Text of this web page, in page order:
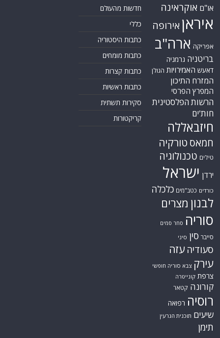
או"ם אוקראינה
איראן אירופה
אפריקה ארה"ב
בריטניה גרמניה
דאעש האמירויות הגולן
המזרח התיכון
המפרץ הפרסי
הרשות הפלסטינית
חות'ים
חיזבאללה
חמאס טורקיה
טילים טכנולוגיה
ירדן ישראל
כורדים כטב"מים כלכלה
לבנון מצרים
סוריה סחר סמים
סייבר סין סיני
סעודיה עזה
עירק צבא סוריה חופשי
צרפת קונייטרה
קורונה קטאר
רוסיה רפואה
שיעים תוכנית הגרעין
תימן
חדשות מהעולם
כללי
כתבות היסטוריה
כתבות מומחים
כתבות קצרות
כתבות ראשיות
סקירות תשתית
קריקטורות